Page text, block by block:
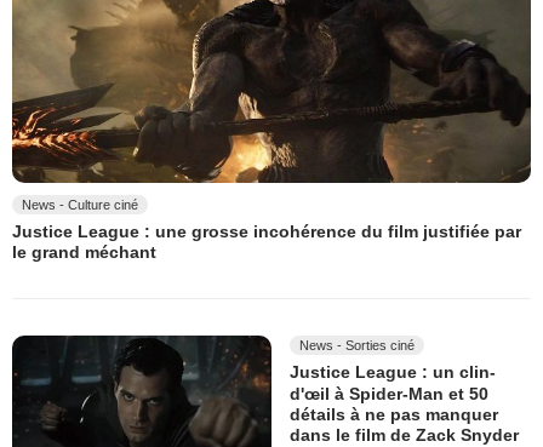
News - Culture ciné
Justice League : une grosse incohérence du film justifiée par
le grand méchant
News - Sorties ciné
Justice League : un clin-
d'œil à Spider-Man et 50
détails à ne pas manquer
dans le film de Zack Snyder